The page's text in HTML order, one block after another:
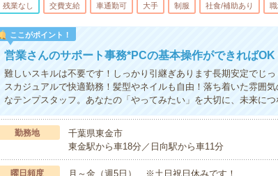
残業なし 交費支給 車通勤可 大手 制服 社食/補助あり
ここがポイント！
営業さんのサポート事務*PCの基本操作ができればOK
難しいスキルは不要です！しっかり引継ぎあります長期安定でじ
スカジュアルで快適勤務！髪型やネイルも自由！落ち着いた雰囲
なテンプスタッフ。あなたの「やってみたい」を大切に、未来につ
勤務地
千葉県東金市
東金駅から車18分／日向駅から車11分
曜日頻度 月～金（週5日） ※土日祝日休みです！